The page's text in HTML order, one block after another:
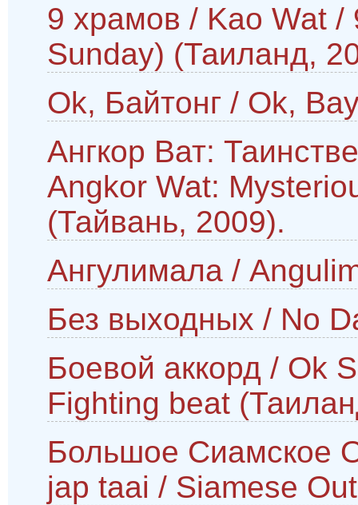
9 храмов / Kao Wat
Sunday) (Таиланд,
Ok, Байтонг / Ok,
Ангкор Ват:
Angkor Wat:
(Тайвань, 2009).
Ангулимала /
Без выходных / No
Боевой аккорд / Ok
Fighting beat
Большое Сиамское
jap taai / Siamese